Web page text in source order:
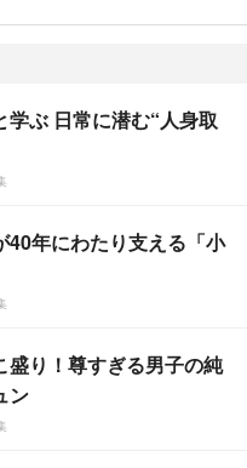
学ぶ 日常に潜む“人身取
40年にわたり支える「小
盛り！尊すぎる男子の純
ン